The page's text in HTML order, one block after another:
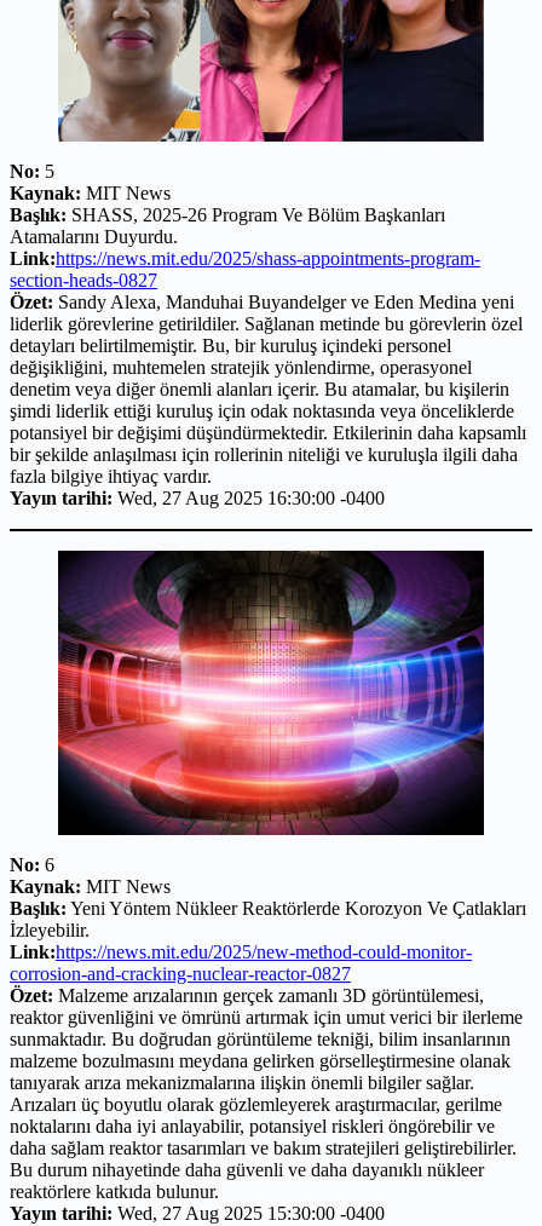
No: 5
Kaynak: MIT News
Başlık: SHASS, 2025-26 Program Ve Bölüm Başkanları
Atamalarını Duyurdu.
Link:https://news.mit.edu/2025/shass-appointments-program-
section-heads-0827
Özet: Sandy Alexa, Manduhai Buyandelger ve Eden Medina yeni
liderlik görevlerine getirildiler. Sağlanan metinde bu görevlerin özel
detayları belirtilmemiştir. Bu, bir kuruluş içindeki personel
değişikliğini, muhtemelen stratejik yönlendirme, operasyonel
denetim veya diğer önemli alanları içerir. Bu atamalar, bu kişilerin
şimdi liderlik ettiği kuruluş için odak noktasında veya önceliklerde
potansiyel bir değişimi düşündürmektedir. Etkilerinin daha kapsamlı
bir şekilde anlaşılması için rollerinin niteliği ve kuruluşla ilgili daha
fazla bilgiye ihtiyaç vardır.
Yayın tarihi: Wed, 27 Aug 2025 16:30:00 -0400
No: 6
Kaynak: MIT News
Başlık: Yeni Yöntem Nükleer Reaktörlerde Korozyon Ve Çatlakları
İzleyebilir.
Link:https://news.mit.edu/2025/new-method-could-monitor-
corrosion-and-cracking-nuclear-reactor-0827
Özet: Malzeme arızalarının gerçek zamanlı 3D görüntülemesi,
reaktor güvenliğini ve ömrünü artırmak için umut verici bir ilerleme
sunmaktadır. Bu doğrudan görüntüleme tekniği, bilim insanlarının
malzeme bozulmasını meydana gelirken görselleştirmesine olanak
tanıyarak arıza mekanizmalarına ilişkin önemli bilgiler sağlar.
Arızaları üç boyutlu olarak gözlemleyerek araştırmacılar, gerilme
noktalarını daha iyi anlayabilir, potansiyel riskleri öngörebilir ve
daha sağlam reaktor tasarımları ve bakım stratejileri geliştirebilirler.
Bu durum nihayetinde daha güvenli ve daha dayanıklı nükleer
reaktörlere katkıda bulunur.
Yayın tarihi: Wed, 27 Aug 2025 15:30:00 -0400